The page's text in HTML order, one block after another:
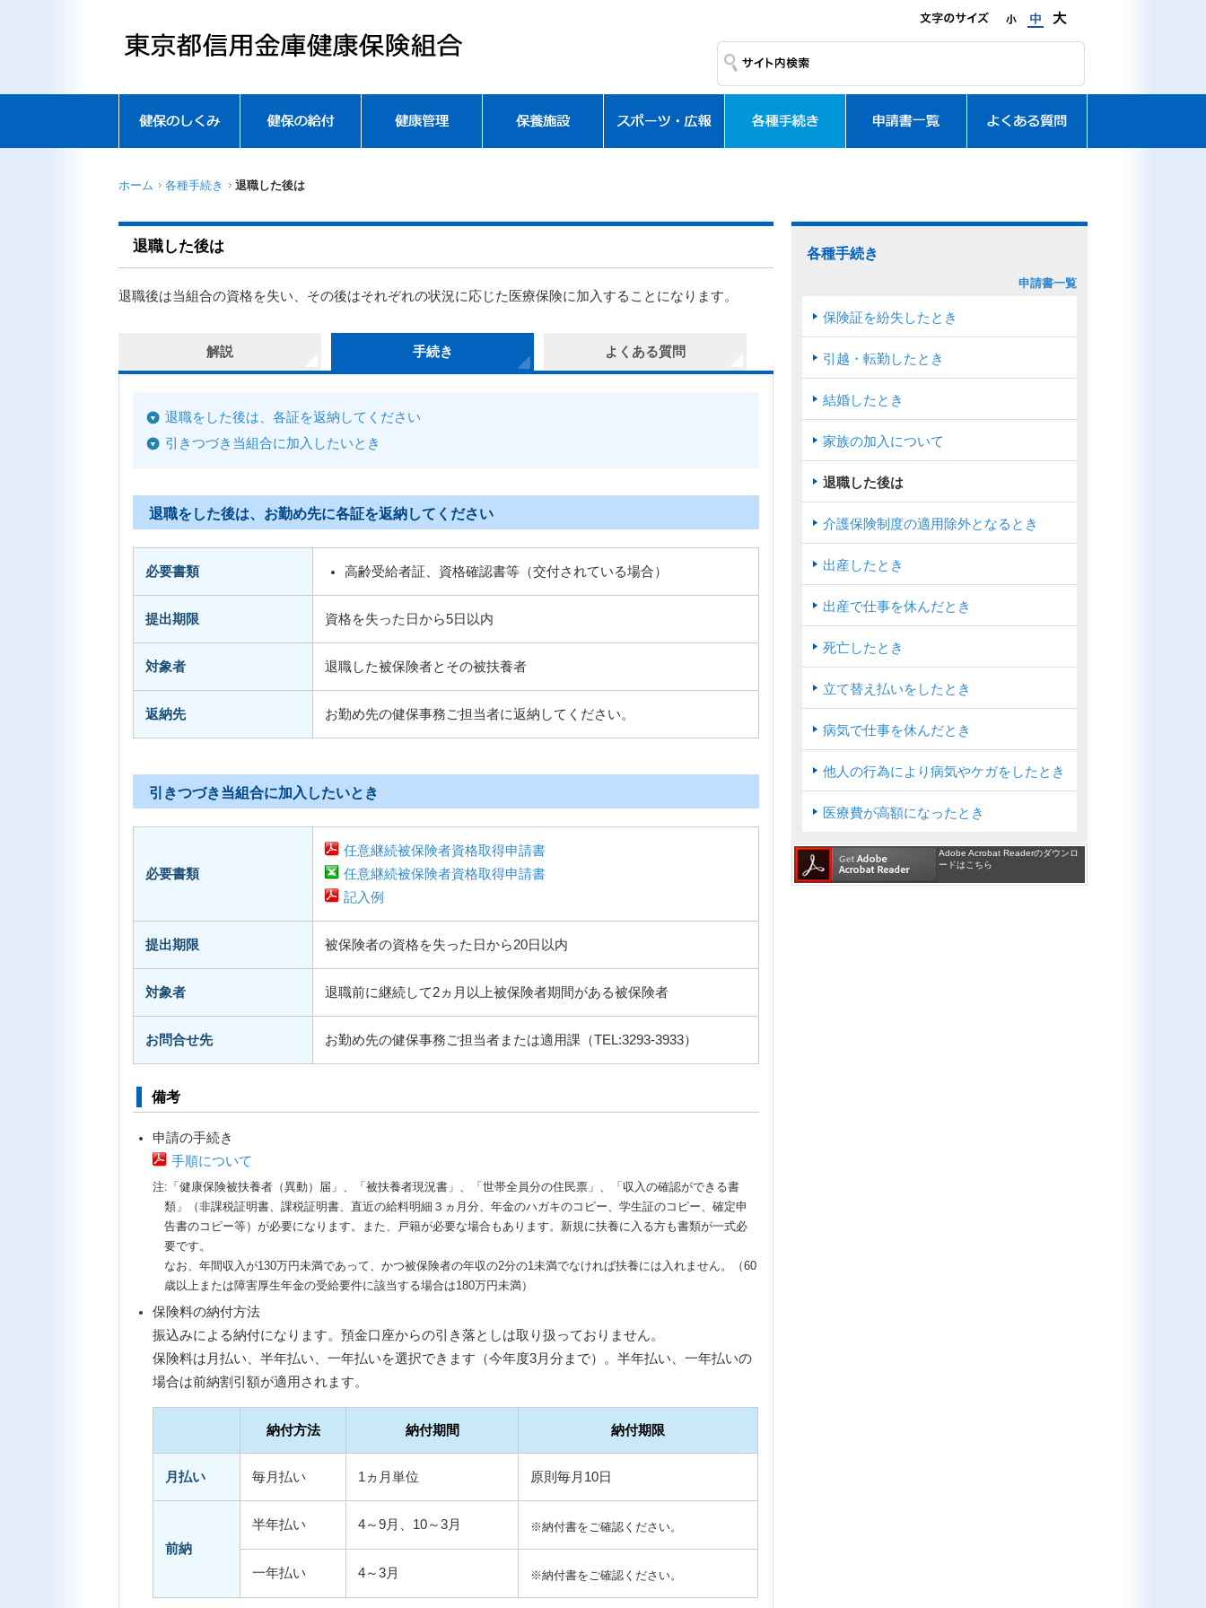
ホーム 各種手続き 退職した後は
退職した後は
退職後は当組合の資格を失い、その後はそれぞれの状況に応じた医療保険に加入することになります。
解説 手続き よくある質問
退職をした後は、各証を返納してください
引きつづき当組合に加入したいとき
退職をした後は、お勤め先に各証を返納してください
必要書類 高齢受給者証、資格確認書等（交付されている場合）
提出期限 資格を失った日から5日以内
対象者 退職した被保険者とその被扶養者
返納先 お勤め先の健保事務ご担当者に返納してください。
引きつづき当組合に加入したいとき
必要書類
任意継続被保険者資格取得申請書
任意継続被保険者資格取得申請書
記入例
提出期限 被保険者の資格を失った日から20日以内
対象者 退職前に継続して2ヵ月以上被保険者期間がある被保険者
お問合せ先 お勤め先の健保事務ご担当者または適用課（TEL:3293-3933）
備考
申請の手続き
手順について
注:「健康保険被扶養者（異動）届」、「被扶養者現況書」、「世帯全員分の住民票」、「収入の確認ができる書
類」（非課税証明書、課税証明書、直近の給料明細３ヵ月分、年金のハガキのコピー、学生証のコピー、確定申
告書のコピー等）が必要になります。また、戸籍が必要な場合もあります。新規に扶養に入る方も書類が一式必
要です。
なお、年間収入が130万円未満であって、かつ被保険者の年収の2分の1未満でなければ扶養には入れません。（60
歳以上または障害厚生年金の受給要件に該当する場合は180万円未満）
保険料の納付方法
振込みによる納付になります。預金口座からの引き落としは取り扱っておりません。
保険料は月払い、半年払い、一年払いを選択できます（今年度3月分まで）。半年払い、一年払いの
場合は前納割引額が適用されます。
納付方法 納付期間 納付期限
月払い 毎月払い 1ヵ月単位 原則毎月10日
前納
半年払い 4～9月、10～3月 ※納付書をご確認ください。
一年払い 4～3月 ※納付書をご確認ください。
各種手続き
申請書一覧
保険証を紛失したとき
引越・転勤したとき
結婚したとき
家族の加入について
退職した後は
介護保険制度の適用除外となるとき
出産したとき
出産で仕事を休んだとき
死亡したとき
立て替え払いをしたとき
病気で仕事を休んだとき
他人の行為により病気やケガをしたとき
医療費が高額になったとき
Adobe Acrobat Readerのダウンロ
ードはこちら